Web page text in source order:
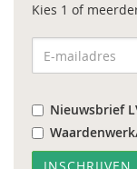
Kies 1 of
Nieuwsbrief